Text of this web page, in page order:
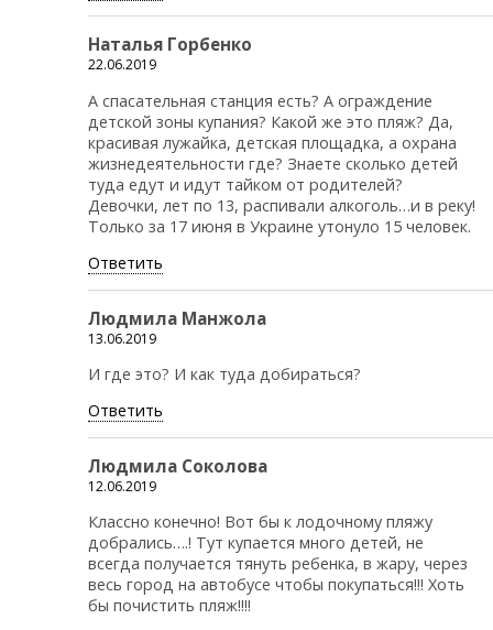
Наталья Горбенко
22.06.2019
А спасательная станция есть? А ограждение
детской зоны купания? Какой же это пляж? Да,
красивая лужайка, детская площадка, а охрана
жизнедеятельности где? Знаете сколько детей
туда едут и идут тайком от родителей?
Девочки, лет по 13, распивали алкоголь…и в реку!
Только за 17 июня в Украине утонуло 15 человек.
Ответить
Людмила Манжола
13.06.2019
И где это? И как туда добираться?
Ответить
Людмила Соколова
12.06.2019
Классно конечно! Вот бы к лодочному пляжу
добрались….! Тут купается много детей, не
всегда получается тянуть ребенка, в жару, через
весь город на автобусе чтобы покупаться!!! Хоть
бы почистить пляж!!!!